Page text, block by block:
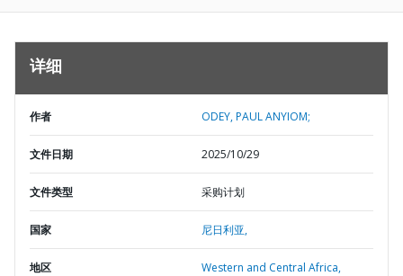
详细
作者 ODEY, PAUL ANYIOM;
文件日期 2025/10/29
文件类型 采购计划
国家 尼日利亚,
地区 Western and Central Africa,